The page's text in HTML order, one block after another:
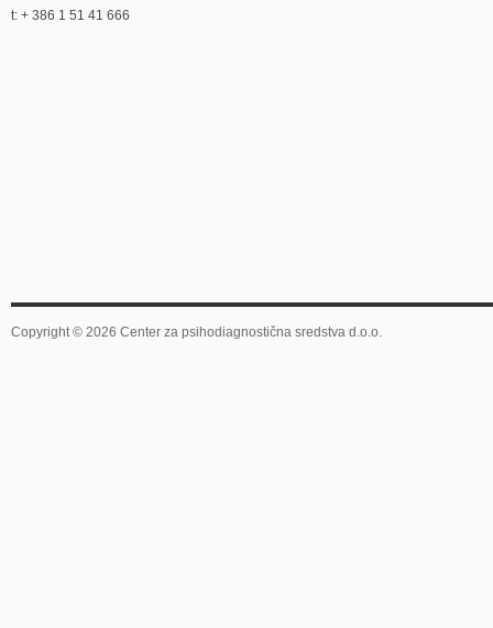
t: + 386 1 51 41 666
Copyright © 2026 Center za psihodiagnostična sredstva d.o.o.